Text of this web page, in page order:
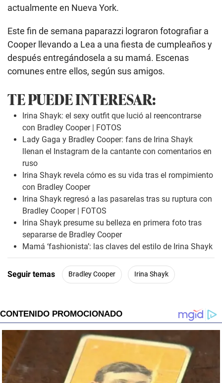
actualmente en Nueva York.
Este fin de semana paparazzi lograron fotografiar a
Cooper llevando a Lea a una fiesta de cumpleaños y
después entregándosela a su mamá. Escenas
comunes entre ellos, según sus amigos.
TE PUEDE INTERESAR:
Irina Shayk: el sexy outfit que lució al reencontrarse
con Bradley Cooper | FOTOS
Lady Gaga y Bradley Cooper: fans de Irina Shayk
llenan el Instagram de la cantante con comentarios en
ruso
Irina Shayk revela cómo es su vida tras el rompimiento
con Bradley Cooper
Irina Shayk regresó a las pasarelas tras su ruptura con
Bradley Cooper | FOTOS
Irina Shayk presume su belleza en primera foto tras
separarse de Bradley Cooper
Mamá ‘fashionista’: las claves del estilo de Irina Shayk
Seguir temas Bradley Cooper Irina Shayk